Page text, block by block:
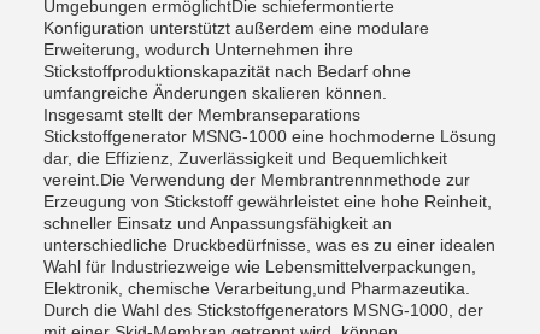
Umgebungen ermöglichtDie schiefermontierte
Konfiguration unterstützt außerdem eine modulare
Erweiterung, wodurch Unternehmen ihre
Stickstoffproduktionskapazität nach Bedarf ohne
umfangreiche Änderungen skalieren können.
Insgesamt stellt der Membranseparations
Stickstoffgenerator MSNG-1000 eine hochmoderne Lösung
dar, die Effizienz, Zuverlässigkeit und Bequemlichkeit
vereint.Die Verwendung der Membrantrennmethode zur
Erzeugung von Stickstoff gewährleistet eine hohe Reinheit,
schneller Einsatz und Anpassungsfähigkeit an
unterschiedliche Druckbedürfnisse, was es zu einer idealen
Wahl für Industriezweige wie Lebensmittelverpackungen,
Elektronik, chemische Verarbeitung,und Pharmazeutika.
Durch die Wahl des Stickstoffgenerators MSNG-1000, der